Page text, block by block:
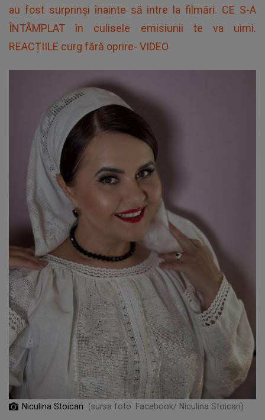
au fost surprinși înainte să intre la filmări. CE S-A
ÎNTÂMPLAT în culisele emisiunii te va uimi.
REACȚIILE curg fără oprire- VIDEO
Niculina Stoican (sursa foto: Facebook/ Niculina Stoican)